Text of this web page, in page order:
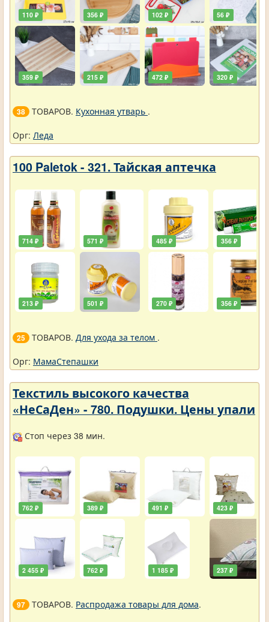
110 ₽
359 ₽
356 ₽
215 ₽
102 ₽
472 ₽
56 ₽
320 ₽
38 ТОВАРОВ. Кухонная утварь .
Орг: Леда
100 Paletok - 321. Тайская аптечка
714 ₽
213 ₽
571 ₽
501 ₽
485 ₽
270 ₽
356 ₽
356 ₽
25 ТОВАРОВ. Для ухода за телом .
Орг: МамаСтепашки
Текстиль высокого качества
«НеСаДен» - 780. Подушки. Цены упали
Стоп через 38 мин.
762 ₽
2 455 ₽
389 ₽
762 ₽
491 ₽
1 185 ₽
423 ₽
237 ₽
97 ТОВАРОВ. Распродажа товары для дома.